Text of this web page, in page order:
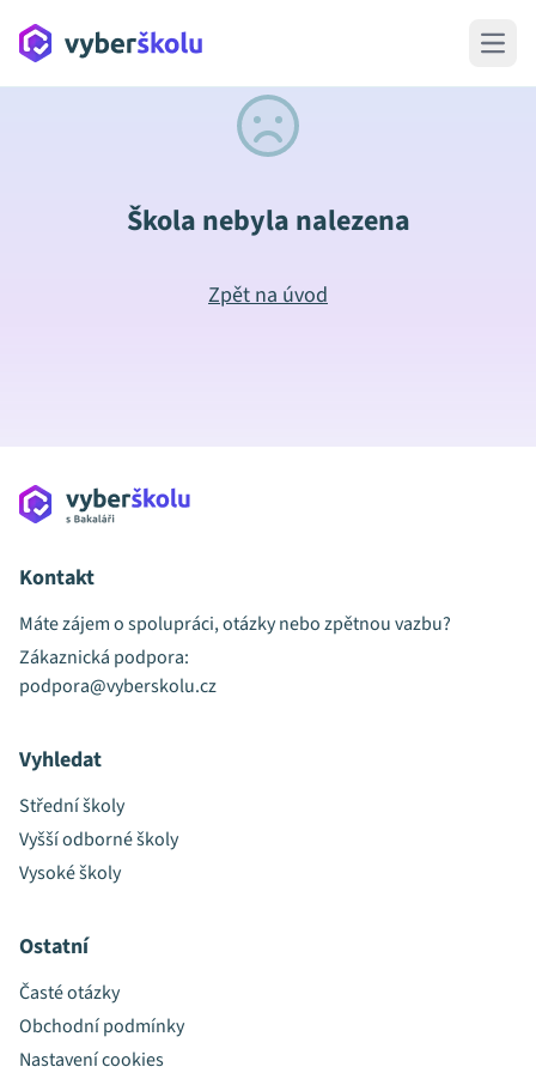
Open
Škola nebyla nalezena
Zpět na úvod
Kontakt
Máte zájem o spolupráci, otázky nebo zpětnou vazbu?
Zákaznická podpora:
podpora@vyberskolu.cz
Vyhledat
Střední školy
Vyšší odborné školy
Vysoké školy
Ostatní
Časté otázky
Obchodní podmínky
Nastavení cookies